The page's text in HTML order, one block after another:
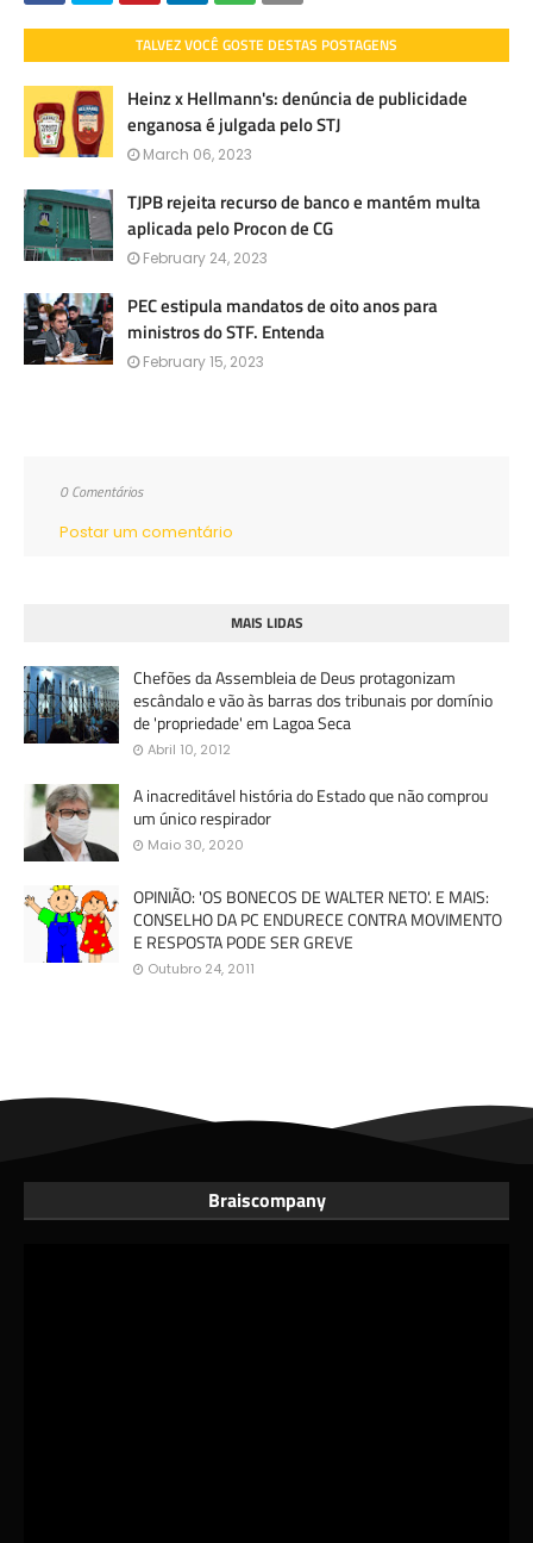
TALVEZ VOCÊ GOSTE DESTAS POSTAGENS
Heinz x Hellmann's: denúncia de publicidade
enganosa é julgada pelo STJ
March 06, 2023
TJPB rejeita recurso de banco e mantém multa
aplicada pelo Procon de CG
February 24, 2023
PEC estipula mandatos de oito anos para
ministros do STF. Entenda
February 15, 2023
0 Comentários
Postar um comentário
MAIS LIDAS
Chefões da Assembleia de Deus protagonizam
escândalo e vão às barras dos tribunais por domínio
de 'propriedade' em Lagoa Seca
Abril 10, 2012
A inacreditável história do Estado que não comprou
um único respirador
Maio 30, 2020
OPINIÃO: 'OS BONECOS DE WALTER NETO'. E MAIS:
CONSELHO DA PC ENDURECE CONTRA MOVIMENTO
E RESPOSTA PODE SER GREVE
Outubro 24, 2011
Braiscompany